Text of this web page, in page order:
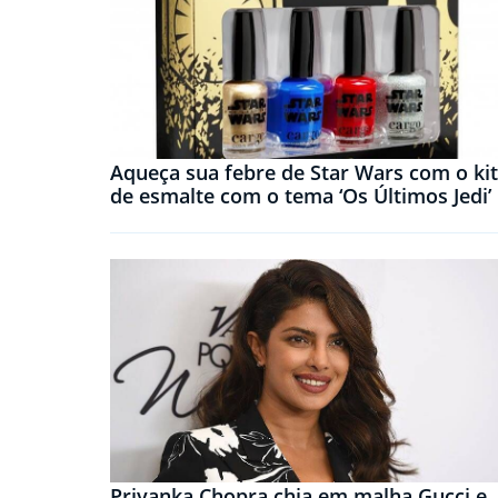
Aqueça sua febre de Star Wars com o kit
de esmalte com o tema ‘Os Últimos Jedi’